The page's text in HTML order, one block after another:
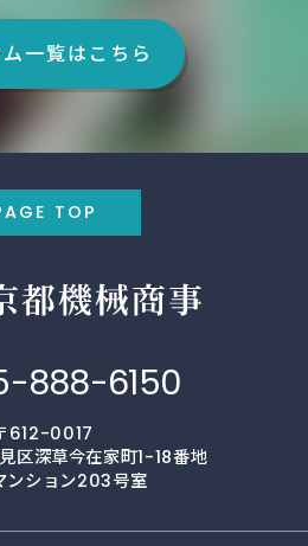
一覧はこちら
TOP
888-6150
612-0017
区深草今在家町1-18番地
ンション203号室